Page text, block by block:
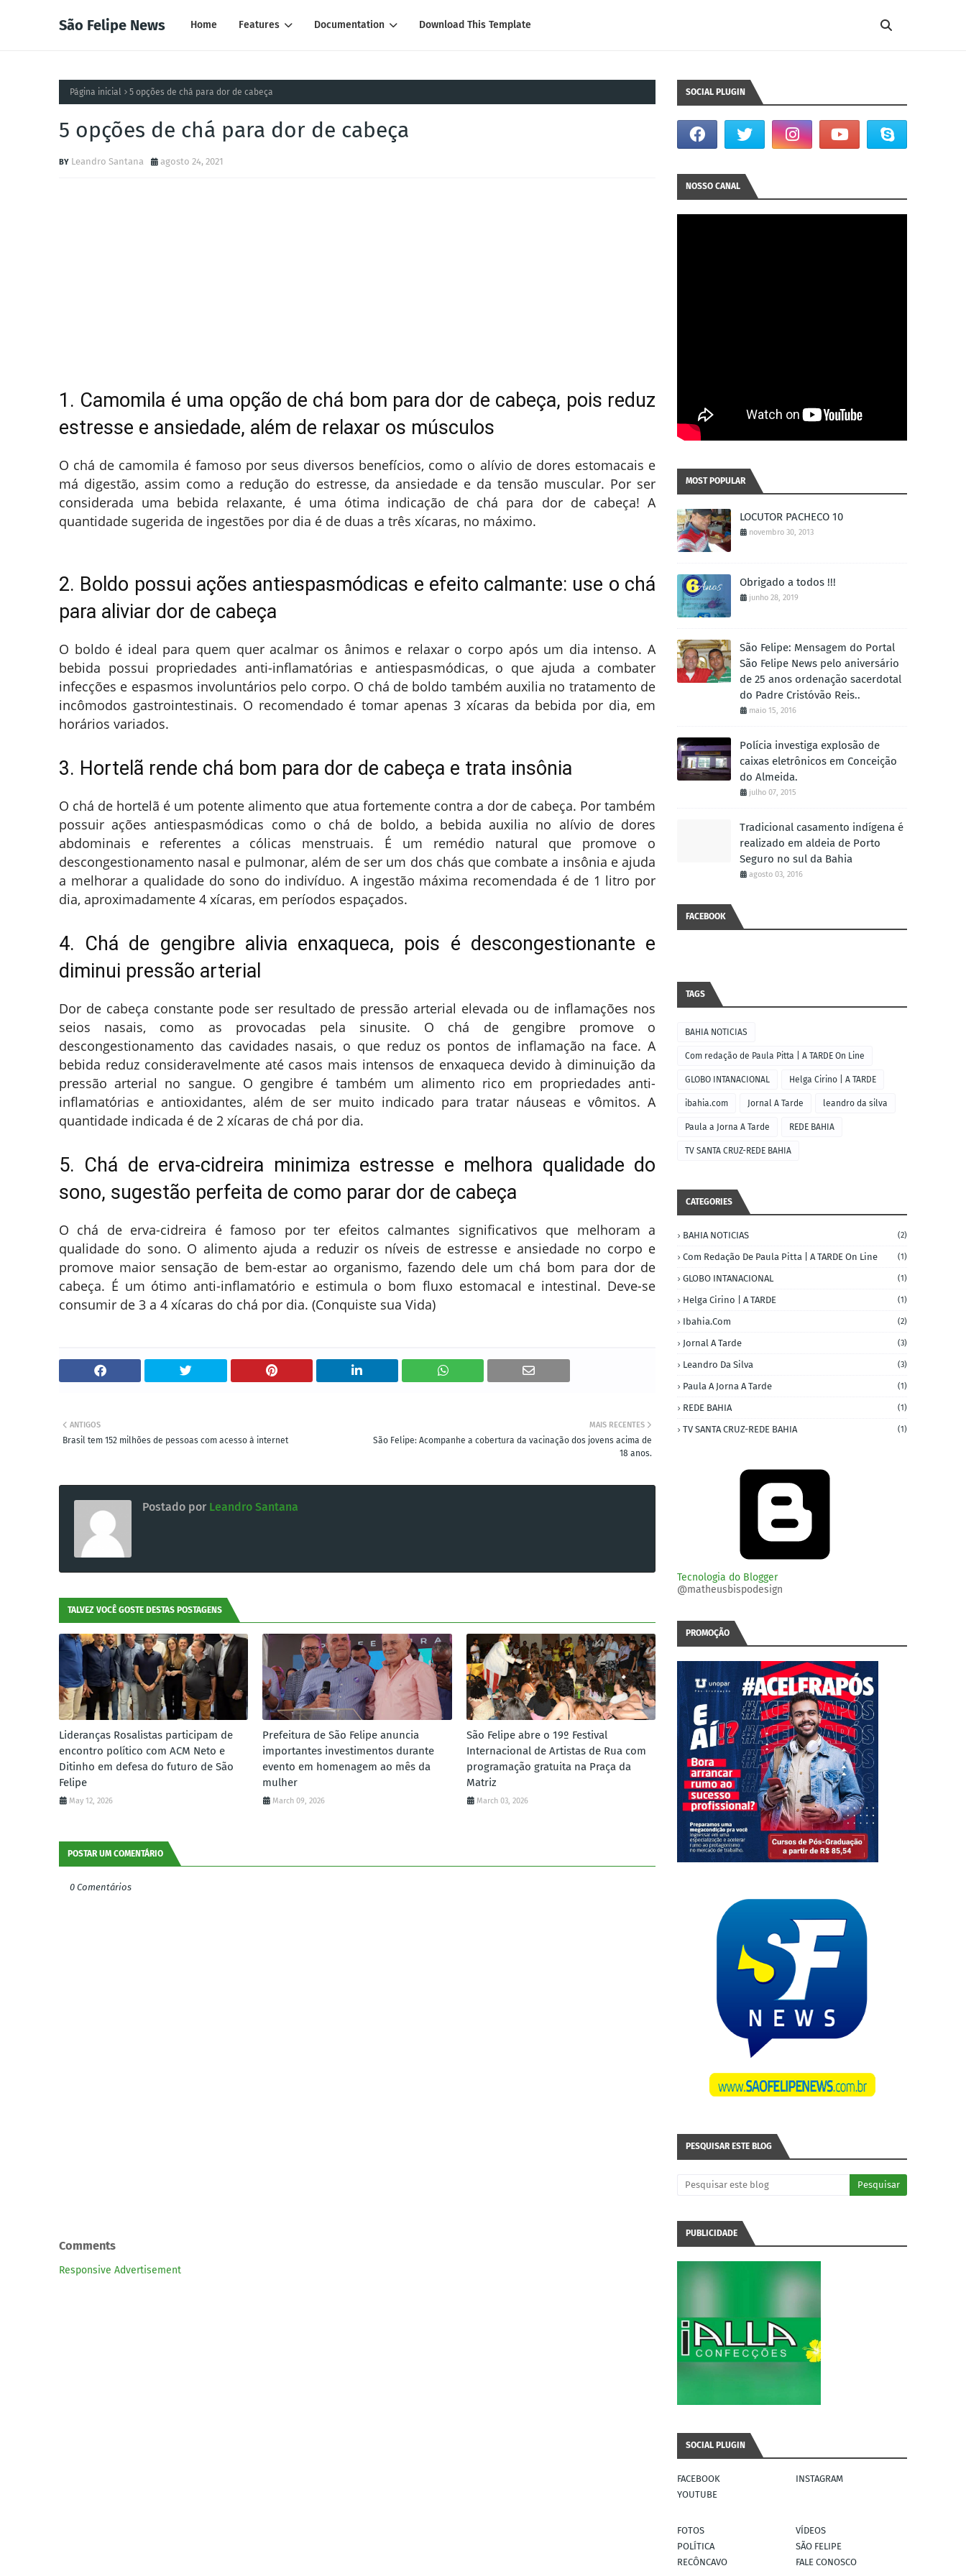
São Felipe News Home Features Documentation Download This Template
Página inicial 5 opções de chá para dor de cabeça
5 opções de chá para dor de cabeça
Leandro Santana agosto 24, 2021
1. Camomila é uma opção de chá bom para dor de cabeça, pois reduz
estresse e ansiedade, além de relaxar os músculos
O chá de camomila é famoso por seus diversos benefícios, como o alívio de dores estomacais e
má digestão, assim como a redução do estresse, da ansiedade e da tensão muscular. Por ser
considerada uma bebida relaxante, é uma ótima indicação de chá para dor de cabeça! A
quantidade sugerida de ingestões por dia é de duas a três xícaras, no máximo.
2. Boldo possui ações antiespasmódicas e efeito calmante: use o chá
para aliviar dor de cabeça
O boldo é ideal para quem quer acalmar os ânimos e relaxar o corpo após um dia intenso. A
bebida possui propriedades anti-inflamatórias e antiespasmódicas, o que ajuda a combater
infecções e espasmos involuntários pelo corpo. O chá de boldo também auxilia no tratamento de
incômodos gastrointestinais. O recomendado é tomar apenas 3 xícaras da bebida por dia, em
horários variados.
3. Hortelã rende chá bom para dor de cabeça e trata insônia
O chá de hortelã é um potente alimento que atua fortemente contra a dor de cabeça. Por também
possuir ações antiespasmódicas como o chá de boldo, a bebida auxilia no alívio de dores
abdominais e referentes a cólicas menstruais. É um remédio natural que promove o
descongestionamento nasal e pulmonar, além de ser um dos chás que combate a insônia e ajuda
a melhorar a qualidade do sono do indivíduo. A ingestão máxima recomendada é de 1 litro por
dia, aproximadamente 4 xícaras, em períodos espaçados.
4. Chá de gengibre alivia enxaqueca, pois é descongestionante e
diminui pressão arterial
Dor de cabeça constante pode ser resultado de pressão arterial elevada ou de inflamações nos
seios nasais, como as provocadas pela sinusite. O chá de gengibre promove o
descongestionamento das cavidades nasais, o que reduz os pontos de inflamação na face. A
bebida reduz consideravelmente até casos mais intensos de enxaqueca devido à diminuição da
pressão arterial no sangue. O gengibre é também um alimento rico em propriedades anti-
inflamatórias e antioxidantes, além de ser muito indicado para tratar náuseas e vômitos. A
quantidade indicada é de 2 xícaras de chá por dia.
5. Chá de erva-cidreira minimiza estresse e melhora qualidade do
sono, sugestão perfeita de como parar dor de cabeça
O chá de erva-cidreira é famoso por ter efeitos calmantes significativos que melhoram a
qualidade do sono. O alimento ajuda a reduzir os níveis de estresse e ansiedade no corpo e
promove maior sensação de bem-estar ao organismo, fazendo dele um chá bom para dor de
cabeça. É um ótimo anti-inflamatório e estimula o bom fluxo estomacal e intestinal. Deve-se
consumir de 3 a 4 xícaras do chá por dia. (Conquiste sua Vida)
MAIS RECENTES
São Felipe: Acompanhe a cobertura da vacinação dos jovens acima de
18 anos.
ANTIGOS
Brasil tem 152 milhões de pessoas com acesso à internet
Postado por Leandro Santana
TALVEZ VOCÊ GOSTE DESTAS POSTAGENS
Lideranças Rosalistas participam de
encontro político com ACM Neto e
Ditinho em defesa do futuro de São
Felipe
May 12, 2026
Prefeitura de São Felipe anuncia
importantes investimentos durante
evento em homenagem ao mês da
mulher
March 09, 2026
São Felipe abre o 19º Festival
Internacional de Artistas de Rua com
programação gratuita na Praça da
Matriz
March 03, 2026
POSTAR UM COMENTÁRIO
0 Comentários
Comments
Responsive Advertisement
SOCIAL PLUGIN
NOSSO CANAL
MOST POPULAR
LOCUTOR PACHECO 10
novembro 30, 2013
Obrigado a todos !!!
junho 28, 2019
São Felipe: Mensagem do Portal
São Felipe News pelo aniversário
de 25 anos ordenação sacerdotal
do Padre Cristóvão Reis..
maio 15, 2016
Polícia investiga explosão de
caixas eletrônicos em Conceição
do Almeida.
julho 07, 2015
Tradicional casamento indígena é
realizado em aldeia de Porto
Seguro no sul da Bahia
agosto 03, 2016
FACEBOOK
TAGS
BAHIA NOTICIAS
Com redação de Paula Pitta | A TARDE On Line
GLOBO INTANACIONAL Helga Cirino | A TARDE
ibahia.com Jornal A Tarde leandro da silva
Paula a Jorna A Tarde REDE BAHIA
TV SANTA CRUZ-REDE BAHIA
CATEGORIES
BAHIA NOTICIAS (2)
Com Redação De Paula Pitta | A TARDE On Line (1)
GLOBO INTANACIONAL (1)
Helga Cirino | A TARDE (1)
Ibahia.com (2)
Jornal A Tarde (3)
Leandro Da Silva (3)
Paula A Jorna A Tarde (1)
REDE BAHIA (1)
TV SANTA CRUZ-REDE BAHIA (1)
Tecnologia do Blogger
@matheusbispodesign
PROMOÇÃO
PESQUISAR ESTE BLOG
PUBLICIDADE
SOCIAL PLUGIN
FACEBOOK
INSTAGRAM
YOUTUBE
FOTOS
VÍDEOS
POLÍTICA
SÃO FELIPE
RECÔNCAVO
FALE CONOSCO